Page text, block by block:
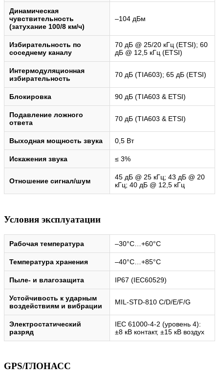
Динамическая
чувствительность
(затухание 100/8 км/ч)
–104 дБм
Избирательность по
соседнему каналу
70 дБ @ 25/20 кГц (ETSI); 60
дБ @ 12,5 кГц (ETSI)
Интермодуляционная
избирательность
70 дБ (TIA603); 65 дБ (ETSI)
Блокировка 90 дБ (TIA603 & ETSI)
Подавление ложного
ответа
70 дБ (TIA603 & ETSI)
Выходная мощность звука 0,5 Вт
Искажения звука ≤ 3%
Отношение сигнал/шум
45 дБ @ 25 кГц; 43 дБ @ 20
кГц; 40 дБ @ 12,5 кГц
Условия эксплуатации
Рабочая температура –30°C…+60°C
Температура хранения –40°C…+85°C
Пыле- и влагозащита IP67 (IEC60529)
Устойчивость к ударным
воздействиям и вибрации
MIL-STD-810 C/D/E/F/G
Электростатический
разряд
IEC 61000-4-2 (уровень 4):
±8 кВ контакт, ±15 кВ воздух
GPS/ГЛОНАСС